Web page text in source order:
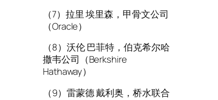
（7）拉里 埃里森，甲骨文公司
（Oracle）
（8）沃伦 巴菲特，伯克希尔哈
撒韦公司（Berkshire
Hathaway）
（9）雷蒙德 戴利奥，桥水联合